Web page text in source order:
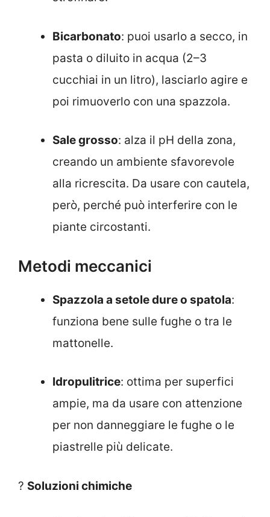
Bicarbonato: puoi usarlo a secco, in
pasta o diluito in acqua (2–3
cucchiai in un litro), lasciarlo agire e
poi rimuoverlo con una spazzola.
Sale grosso: alza il pH della zona,
creando un ambiente sfavorevole
alla ricrescita. Da usare con cautela,
però, perché può interferire con le
piante circostanti.
Metodi meccanici
Spazzola a setole dure o spatola:
funziona bene sulle fughe o tra le
mattonelle.
Idropulitrice: ottima per superfici
ampie, ma da usare con attenzione
per non danneggiare le fughe o le
piastrelle più delicate.
? Soluzioni chimiche